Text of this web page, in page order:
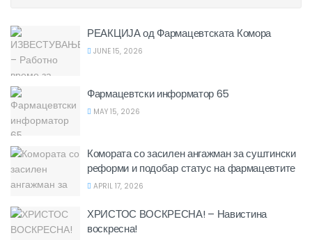
РЕАКЦИЈА од Фармацевтската Комора
JUNE 15, 2026
Фармацевтски информатор 65
MAY 15, 2026
Комората со засилен ангажман за суштински
реформи и подобар статус на фармацевтите
APRIL 17, 2026
ХРИСТОС ВОСКРЕСНА! – Навистина
воскресна!